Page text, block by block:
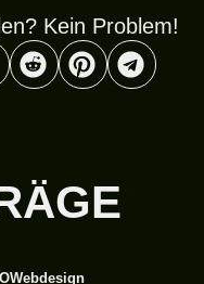
Kein Problem!
Webdesign